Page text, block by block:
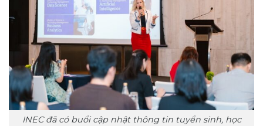
INEC đã có buổi cập nhật thông tin tuyển sinh, học